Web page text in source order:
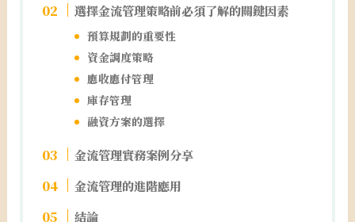
選擇金流管理策略前必須了解的關鍵因素
預算規劃的重要性
資金調度策略
應收應付管理
庫存管理
融資方案的選擇
金流管理實務案例分享
金流管理的進階應用
結論